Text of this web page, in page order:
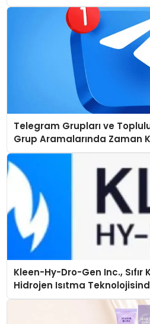
Telegram Grupları ve
Grup Aramalarında Zaman
Kleen-Hy-Dro-Gen Inc., Sıfır
Hidrojen Isıtma
Düzenleyici Onaylarını Aldı